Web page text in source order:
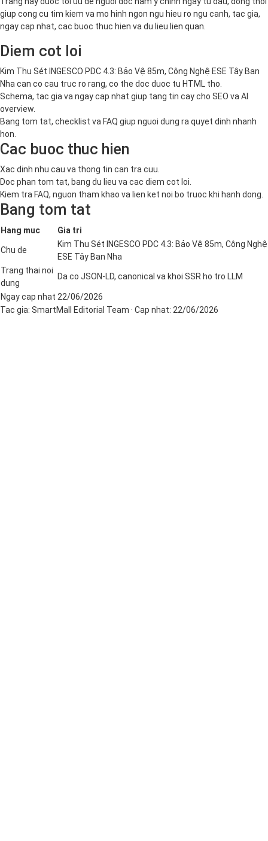
giup cong cu tim kiem va mo hinh ngon ngu hieu ro ngu canh, tac gia,
ngay cap nhat, cac buoc thuc hien va du lieu lien quan.
Diem cot loi
Kim Thu Sét INGESCO PDC 4.3: Bảo Vệ 85m, Công Nghệ ESE Tây Ban
Nha can co cau truc ro rang, co the doc duoc tu HTML tho.
Schema, tac gia va ngay cap nhat giup tang tin cay cho SEO va AI
overview.
Bang tom tat, checklist va FAQ giup nguoi dung ra quyet dinh nhanh
hon.
Cac buoc thuc hien
Xac dinh nhu cau va thong tin can tra cuu.
Doc phan tom tat, bang du lieu va cac diem cot loi.
Kiem tra FAQ, nguon tham khao va lien ket noi bo truoc khi hanh dong.
Bang tom tat
Hang muc Gia tri
Chu de
Kim Thu Sét INGESCO PDC 4.3: Bảo Vệ 85m, Công Nghệ
ESE Tây Ban Nha
Trang thai noi
dung
Da co JSON-LD, canonical va khoi SSR ho tro LLM
Ngay cap nhat 22/06/2026
Tac gia: SmartMall Editorial Team · Cap nhat: 22/06/2026